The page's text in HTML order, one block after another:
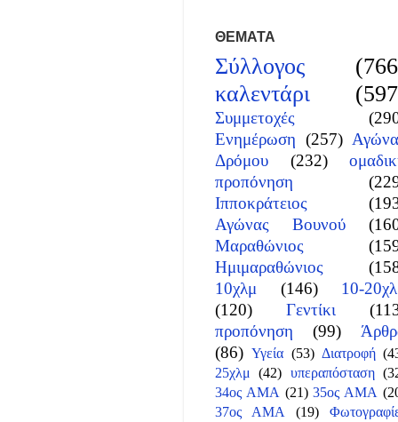
ΘΕΜΑΤΑ
Σύλλογος
καλεντάρι
Συμμετοχές
Ενημέρωση (257)
Δρόμου
(232)
προπόνηση
Ιπποκράτειος
Αγώνας Βουνού
Μαραθώνιος
Ημιμαραθώνιος
10χλμ
(146)
10-
(120)
Γεντίκι
προπόνηση
(99)
(86) Υγεία (53) Διατροφή
25χλμ (42) υπεραπόσταση
34ος ΑΜΑ (21) 35ος ΑΜΑ
37ος ΑΜΑ
(19)